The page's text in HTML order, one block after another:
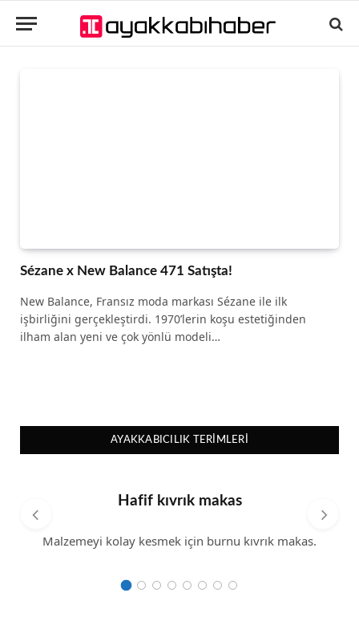
Sézane x New Balance 471 Satışta!
New Balance, Fransız moda markası Sézane ile ilk
işbirliğini gerçekleştirdi. 1970’lerin koşu estetiğinden
ilham alan yeni ve çok yönlü modeli…
AYAKKABICILIK TERIMLERI
Hafif kıvrık makas
Malzemeyi kolay kesmek için burnu kıvrık makas.